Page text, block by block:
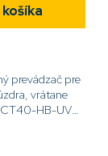
košíka
prevádzač pre
vrátane
HB-UVN-